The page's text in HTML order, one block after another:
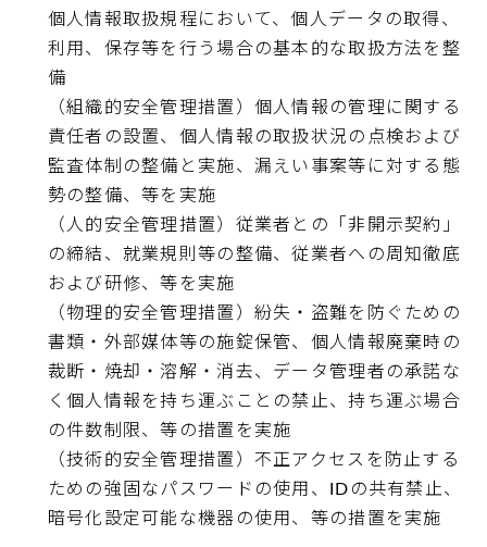
個人情報取扱規程において、個人データの取得、
利用、保存等を行う場合の基本的な取扱方法を整
備
（組織的安全管理措置）個人情報の管理に関する
責任者の設置、個人情報の取扱状況の点検および
監査体制の整備と実施、漏えい事案等に対する態
勢の整備、等を実施
（人的安全管理措置）従業者との「非開示契約」
の締結、就業規則等の整備、従業者への周知徹底
および研修、等を実施
（物理的安全管理措置）紛失・盗難を防ぐための
書類・外部媒体等の施錠保管、個人情報廃棄時の
裁断・焼却・溶解・消去、データ管理者の承諾な
く個人情報を持ち運ぶことの禁止、持ち運ぶ場合
の件数制限、等の措置を実施
（技術的安全管理措置）不正アクセスを防止する
ための強固なパスワードの使用、IDの共有禁止、
暗号化設定可能な機器の使用、等の措置を実施